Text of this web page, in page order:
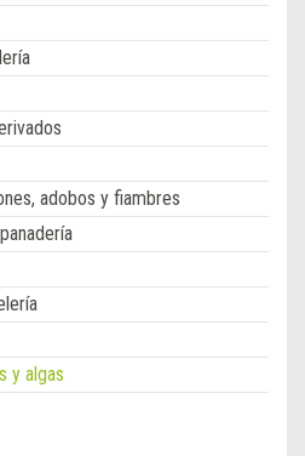
adobos y fiambres
y algas